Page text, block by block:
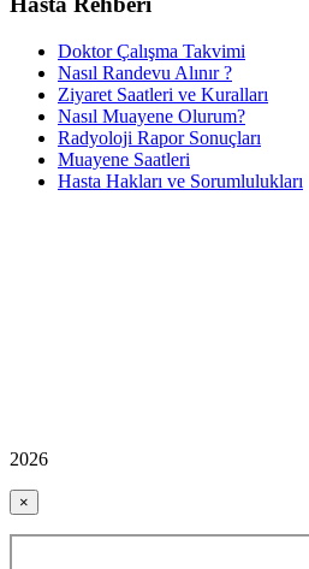
Doktor Çalışma Takvimi
Nasıl Randevu Alınır ?
Ziyaret Saatleri ve Kuralları
Nasıl Muayene Olurum?
Radyoloji Rapor Sonuçları
Muayene Saatleri
Hasta Hakları ve Sorumlulukları
2026
×